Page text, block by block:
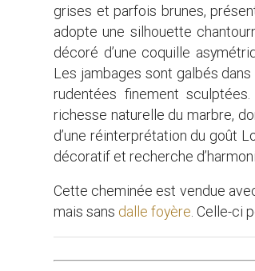
grises et parfois brunes,
adopte une silhouette
décoré d’une coquille
Les jambages sont galbés
rudentées finement
richesse naturelle du marbre,
d’une réinterprétation du goût
décoratif et recherche
Cette cheminée est vendue
mais sans dalle foyère. Celle-ci